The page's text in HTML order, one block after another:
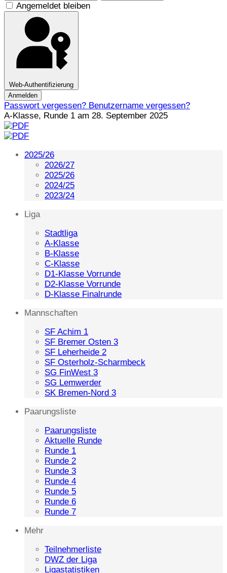
Angemeldet bleiben
Web-Authentifizierung
Anmelden
Passwort vergessen? Benutzername vergessen?
A-Klasse, Runde 1 am 28. September 2025
2025/26
2026/27
2025/26
2024/25
2023/24
Liga
Stadtliga
A-Klasse
B-Klasse
C-Klasse
D1-Klasse Vorrunde
D2-Klasse Vorrunde
D-Klasse Finalrunde
Mannschaften
SF Achim 1
SF Bremer Osten 3
SF Leherheide 2
SF Osterholz-Scharmbeck
SG FinWest 3
SG Lemwerder
SK Bremen-Nord 3
Paarungsliste
Paarungsliste
Aktuelle Runde
Runde 1
Runde 2
Runde 3
Runde 4
Runde 5
Runde 6
Runde 7
Mehr
Teilnehmerliste
DWZ der Liga
Ligastatistiken